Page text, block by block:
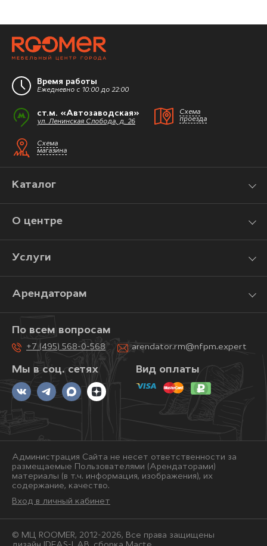
Время работы
Ежедневно с 10:00 до 22:00
ст.м. «Автозаводская»
ул. Ленинская Слобода, д. 26
Схема
проезда
Схема
магазина
Каталог
О центре
Услуги
Арендаторам
Мы в соц. сетях
По всем вопросам
+7 (495) 568-0-568 arendator.rm@nfpm.expert
Вид оплаты
Администрация Сайта не несет ответственности за
размещаемые Пользователями (Арендаторами)
материалы (в т.ч. информация, изображения), их
содержание, качество.
Вход в личный кабинет
© МЦ ROOMER, 2012-2026, Bce права защищены